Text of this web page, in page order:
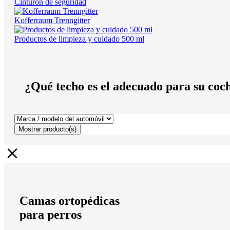
Kofferraum Trenngitter
Productos de limpieza y cuidado 500 ml
¿Qué techo es el adecuado para su
Mostrar producto(s)
Camas ortopédicas
para perros